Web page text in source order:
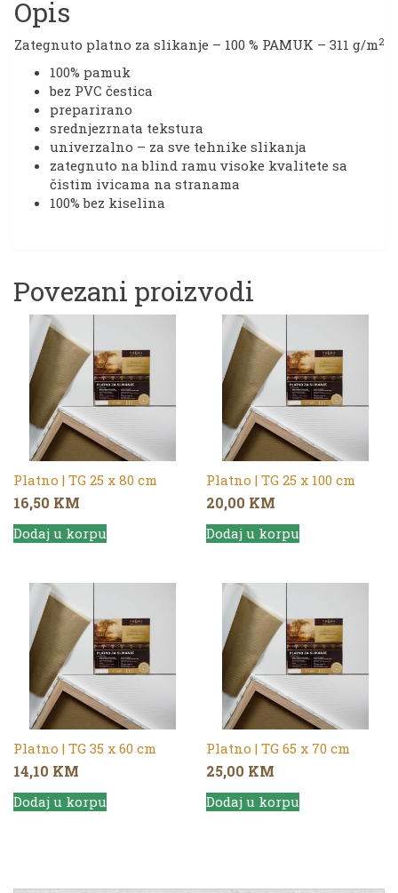
Opis
Zategnuto platno za slikanje – 100 % PAMUK – 311 g/m2
100% pamuk
bez PVC čestica
preparirano
srednjezrnata tekstura
univerzalno – za sve tehnike slikanja
zategnuto na blind ramu visoke kvalitete sa
čistim ivicama na stranama
100% bez kiselina
Povezani proizvodi
Platno | TG 25 x 80 cm
16,50 KM
Dodaj u korpu
Platno | TG 25 x 100 cm
20,00 KM
Dodaj u korpu
Platno | TG 35 x 60 cm
14,10 KM
Dodaj u korpu
Platno | TG 65 x 70 cm
25,00 KM
Dodaj u korpu